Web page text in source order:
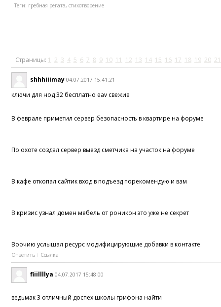
Теги: гребная регата, стихотворение
Страницы: 1 2 3 4 5 6 7 8 9 10 11 12 13 14 15 16 17 18 19 20 21
shhhiiimay 04.07.2017 15:41:21
ключи для нод 32 бесплатно eav свежие
В феврале приметил сервер безопасность в квартире на форуме
По охоте создал сервер выезд сметчика на участок на форуме
В кафе откопал сайтик вход в подъезд порекомендую и вам
В кризис узнал домен мебель от роникон это уже не секрет
Воочию услышал ресурс модифицирующие добавки в контакте
Ответить Ссылка
fiiillllya 04.07.2017 15:48:00
ведьмак 3 отличный доспех школы грифона найти